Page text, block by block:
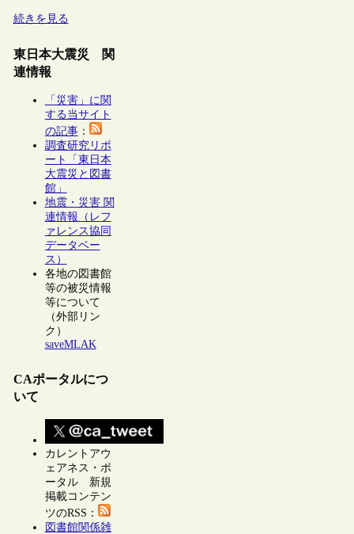
続きを見る
東日本大震災 関
連情報
「災害」に関
する当サイト
の記事：
調査研究リポ
ート「東日本
大震災と図書
館」
地震・災害 関
連情報（レフ
ァレンス協同
データベー
ス）
各地の図書館
等の被災情報
等について
（外部リン
ク）
saveMLAK
CAポータルにつ
いて
カレントアウ
ェアネス・ポ
ータル 新規
掲載コンテン
ツのRSS：
図書館関係雑